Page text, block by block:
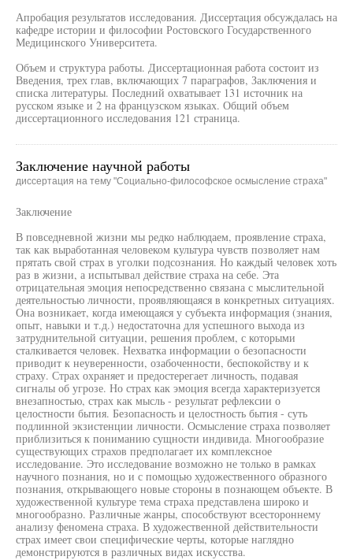
Апробация результатов исследования. Диссертация обсуждалась на
кафедре истории и философии Ростовского Государственного
Медицинского Университета.
Объем и структура работы. Диссертационная работа состоит из
Введения, трех глав, включающих 7 параграфов, Заключения и
списка литературы. Последний охватывает 131 источник на
русском языке и 2 на французском языках. Общий объем
диссертационного исследования 121 страница.
Заключение научной работы
диссертация на тему "Социально-философское осмысление страха"
Заключение
В повседневной жизни мы редко наблюдаем, проявление страха,
так как выработанная человеком культура чувств позволяет нам
прятать свой страх в уголки подсознания. Но каждый человек хоть
раз в жизни, а испытывал действие страха на себе. Эта
отрицательная эмоция непосредственно связана с мыслительной
деятельностью личности, проявляющаяся в конкретных ситуациях.
Она возникает, когда имеющаяся у субъекта информация (знания,
опыт, навыки и т.д.) недостаточна для успешного выхода из
затруднительной ситуации, решения проблем, с которыми
сталкивается человек. Нехватка информации о безопасности
приводит к неуверенности, озабоченности, беспокойству и к
страху. Страх охраняет и предостерегает личность, подавая
сигналы об угрозе. Но страх как эмоция всегда характеризуется
внезапностью, страх как мысль - результат рефлексии о
целостности бытия. Безопасность и целостность бытия - суть
подлинной экзистенции личности. Осмысление страха позволяет
приблизиться к пониманию сущности индивида. Многообразие
существующих страхов предполагает их комплексное
исследование. Это исследование возможно не только в рамках
научного познания, но и с помощью художественного образного
познания, открывающего новые стороны в познающем объекте. В
художественной культуре тема страха представлена широко и
многообразно. Различные жанры, способствуют всестороннему
анализу феномена страха. В художественной действительности
страх имеет свои специфические черты, которые наглядно
демонстрируются в различных видах искусства.